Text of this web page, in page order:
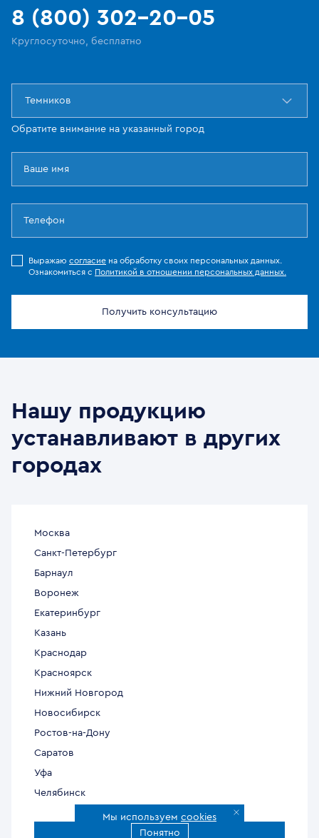
8 (800) 302-20-05
Круглосуточно, бесплатно
Темников
Обратите внимание на указанный город
Выражаю согласие на обработку своих персональных данных.
Ознакомиться с Политикой в отношении персональных данных.
Получить консультацию
Нашу продукцию
устанавливают в других
городах
Москва
Санкт-Петербург
Барнаул
Воронеж
Екатеринбург
Казань
Краснодар
Красноярск
Нижний Новгород
Новосибирск
Ростов-на-Дону
Саратов
Уфа
Челябинск
Мы используем cookies
Понятно